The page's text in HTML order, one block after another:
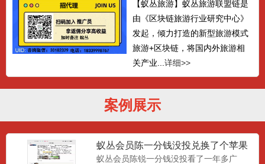
【蚁丛旅游】蚁丛旅游联盟链是
由《区块链旅游行业研究中心》
发起，倾力打造的新型旅游模式
旅游+区块链，将国内外旅游相
关产业... 详细>>
案例展示
蚁丛会员陈一分钱没投兑换了个苹果
笔记本电脑
蚁丛会员陈锐一分钱没投看了一年多广